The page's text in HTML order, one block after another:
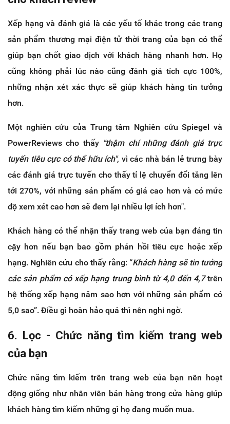
Xếp hạng và đánh giá là các yếu tố khác trong các trang
sản phẩm thương mại điện tử thời trang của bạn có thể
giúp bạn chốt giao dịch với khách hàng nhanh hơn. Họ
cũng không phải lúc nào cũng đánh giá tích cực 100%,
những nhận xét xác thực sẽ giúp khách hàng tin tưởng
hơn.
Một nghiên cứu của Trung tâm Nghiên cứu Spiegel và
PowerReviews cho thấy "thậm chí những đánh giá trực
tuyến tiêu cực có thể hữu ích", vì các nhà bán lẻ trưng bày
các đánh giá trực tuyến cho thấy tỉ lệ chuyển đổi tăng lên
tới 270%, với những sản phẩm có giá cao hơn và có mức
độ xem xét cao hơn sẽ đem lại nhiều lợi ích hơn".
Khách hàng có thể nhận thấy trang web của bạn đáng tin
cậy hơn nếu bạn bao gồm phản hồi tiêu cực hoặc xếp
hạng. Nghiên cứu cho thấy rằng: “Khách hàng sẽ tin tưởng
các sản phẩm có xếp hạng trung bình từ 4,0 đến 4,7trên
hệ thống xếp hạng năm sao hơn với những sản phẩm có
5,0 sao”. Điều gì hoàn hảo quá thì nên nghi ngờ.
6. Lọc - Chức năng tìm kiếm trang web
của bạn
Chức năng tìm kiếm trên trang web của bạn nên hoạt
động giống như nhân viên bán hàng trong cửa hàng giúp
khách hàng tìm kiếm những gì họ đang muốn mua.